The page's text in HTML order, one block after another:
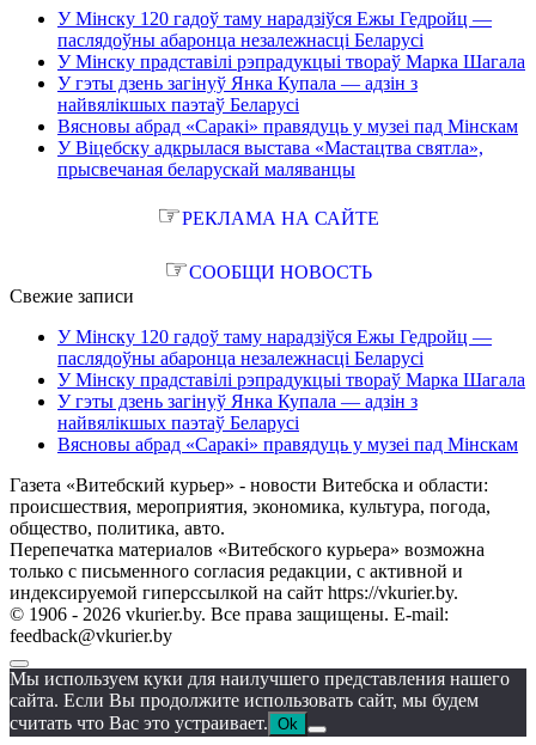
У Мінску 120 гадоў таму нарадзіўся Ежы Гедройц —
паслядоўны абаронца незалежнасці Беларусі
У Мінску прадставілі рэпрадукцыі твораў Марка Шагала
У гэты дзень загінуў Янка Купала — адзін з
найвялікшых паэтаў Беларусі
Вясновы абрад «Саракі» правядуць у музеі пад Мінскам
У Віцебску адкрылася выстава «Мастацтва святла»,
прысвечаная беларускай маляванцы
☞РЕКЛАМА НА САЙТЕ
☞СООБЩИ НОВОСТЬ
Свежие записи
У Мінску 120 гадоў таму нарадзіўся Ежы Гедройц —
паслядоўны абаронца незалежнасці Беларусі
У Мінску прадставілі рэпрадукцыі твораў Марка Шагала
У гэты дзень загінуў Янка Купала — адзін з
найвялікшых паэтаў Беларусі
Вясновы абрад «Саракі» правядуць у музеі пад Мінскам
Газета «Витебский курьер» - новости Витебска и области:
происшествия, мероприятия, экономика, культура, погода,
общество, политика, авто.
Перепечатка материалов «Витебского курьера» возможна
только с письменного согласия редакции, с активной и
индексируемой гиперссылкой на сайт https://vkurier.by.
© 1906 - 2026 vkurier.by. Все права защищены. E-mail:
feedback@vkurier.by
Мы используем куки для наилучшего представления нашего
сайта. Если Вы продолжите использовать сайт, мы будем
считать что Вас это устраивает. Ok